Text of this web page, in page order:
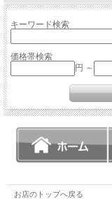
キーワード検索
価格帯検索
円 ～
お店のトップへ戻る